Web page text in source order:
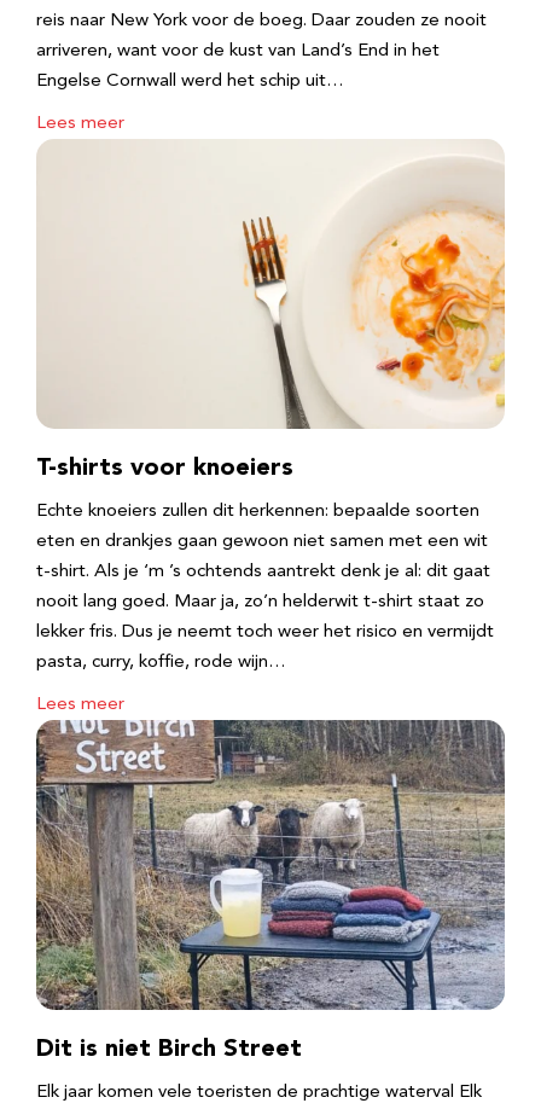
reis naar New York voor de boeg. Daar zouden ze nooit
arriveren, want voor de kust van Land’s End in het
Engelse Cornwall werd het schip uit…
Lees meer
T-shirts voor knoeiers
Echte knoeiers zullen dit herkennen: bepaalde soorten
eten en drankjes gaan gewoon niet samen met een wit
t-shirt. Als je ‘m ’s ochtends aantrekt denk je al: dit gaat
nooit lang goed. Maar ja, zo’n helderwit t-shirt staat zo
lekker fris. Dus je neemt toch weer het risico en vermijdt
pasta, curry, koffie, rode wijn…
Lees meer
Dit is niet Birch Street
Elk jaar komen vele toeristen de prachtige waterval Elk